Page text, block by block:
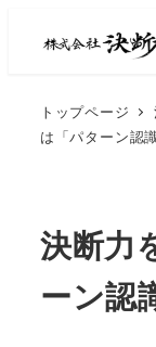
トップページ
は「パターン認
決断力
ーン認